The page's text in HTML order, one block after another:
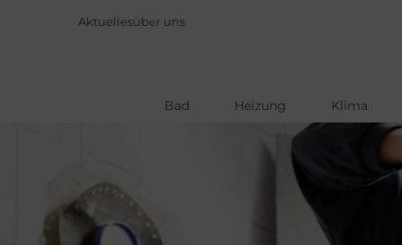
Aktuellesüber uns
Bad Heizung Klima